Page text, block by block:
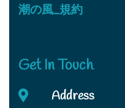
潮の風_規約
Get In Touch
Address